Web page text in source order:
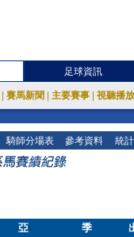
足球資訊
賽馬新聞 主要賽事 視聽播
騎師分場表 參考資料 統
亞 季